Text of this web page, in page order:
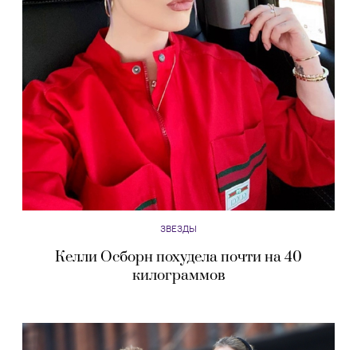
ЗВЕЗДЫ
Келли Осборн похудела почти на 40
килограммов